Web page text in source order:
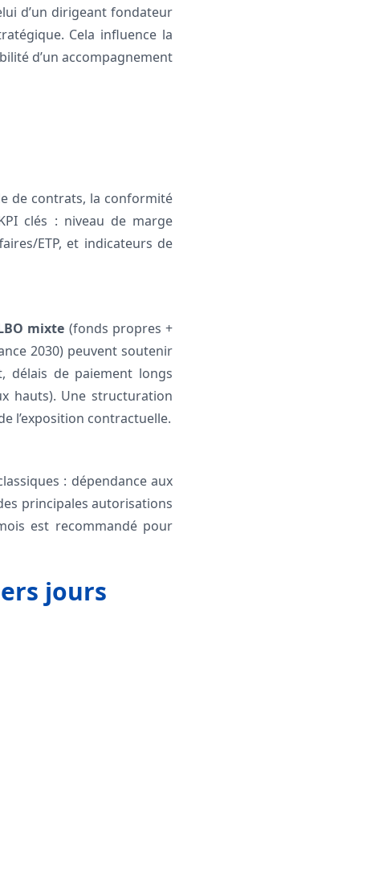
d’un dirigeant fondateur
Cela influence la
d’un accompagnement
de contrats, la conformité
clés : niveau de marge
ETP, et indicateurs de
mixte (fonds propres +
2030) peuvent soutenir
délais de paiement longs
hauts). Une structuration
l’exposition contractuelle.
: dépendance aux
principales autorisations
est recommandé pour
jours